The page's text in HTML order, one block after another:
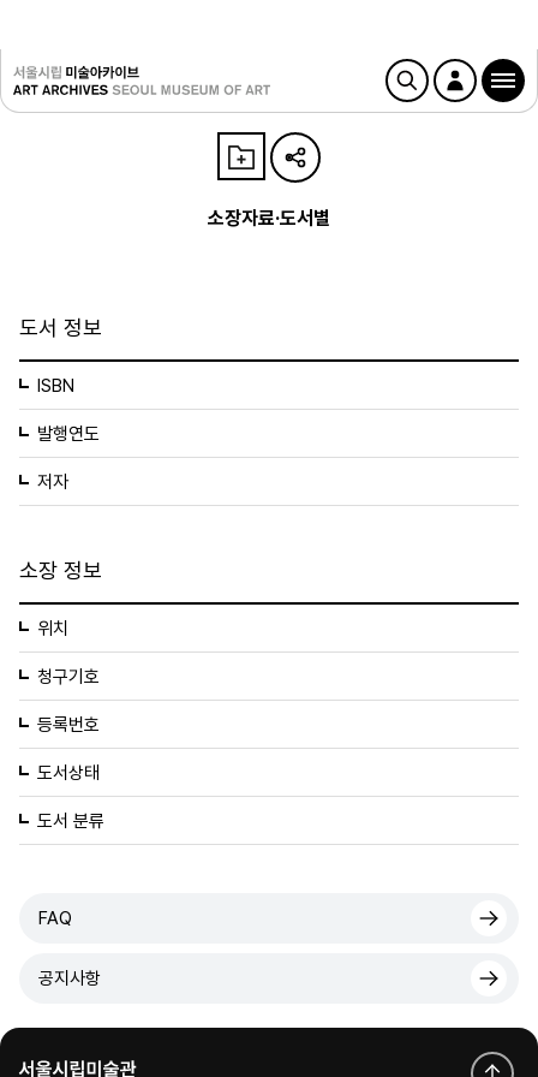
소장자료·도서별
도서 정보
ISBN
발행연도
저자
소장 정보
위치
청구기호
등록번호
도서상태
도서 분류
FAQ
공지사항